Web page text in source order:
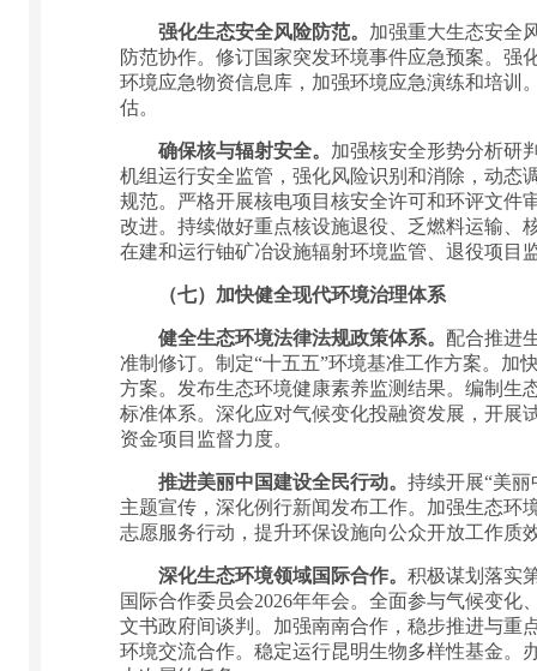
强化生态安全风险防范。 加强重大生态安全
防范协作。修订国家突发环境事件应急预案。
环境应急物资信息库，加强环境应急演练和培训
估。
确保核与辐射安全。 加强核安全形势分析研
机组运行安全监管，强化风险识别和消除，动态
规范。严格开展核电项目核安全许可和环评文件
改进。持续做好重点核设施退役、乏燃料运输、
在建和运行铀矿冶设施辐射环境监管、退役项目
（七）加快健全现代环境治理体系
健全生态环境法律法规政策体系。 配合推进
准制修订。制定“十五五”环境基准工作方案。加
方案。发布生态环境健康素养监测结果。编制生
标准体系。深化应对气候变化投融资发展，开展
资金项目监督力度。
推进美丽中国建设全民行动。 持续开展“美
主题宣传，深化例行新闻发布工作。加强生态环
志愿服务行动，提升环保设施向公众开放工作质
深化生态环境领域国际合作。 积极谋划落实
国际合作委员会2026年年会。全面参与气候变
文书政府间谈判。加强南南合作，稳步推进与重
环境交流合作。稳定运行昆明生物多样性基金。